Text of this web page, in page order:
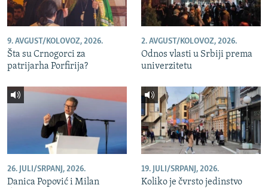
9. AVGUST/KOLOVOZ, 2026.
Šta su Crnogorci za
patrijarha Porfirija?
2. AVGUST/KOLOVOZ, 2026.
Odnos vlasti u Srbiji prema
univerzitetu
26. JULI/SRPANJ, 2026.
Danica Popović i Milan
19. JULI/SRPANJ, 2026.
Koliko je čvrsto jedinstvo